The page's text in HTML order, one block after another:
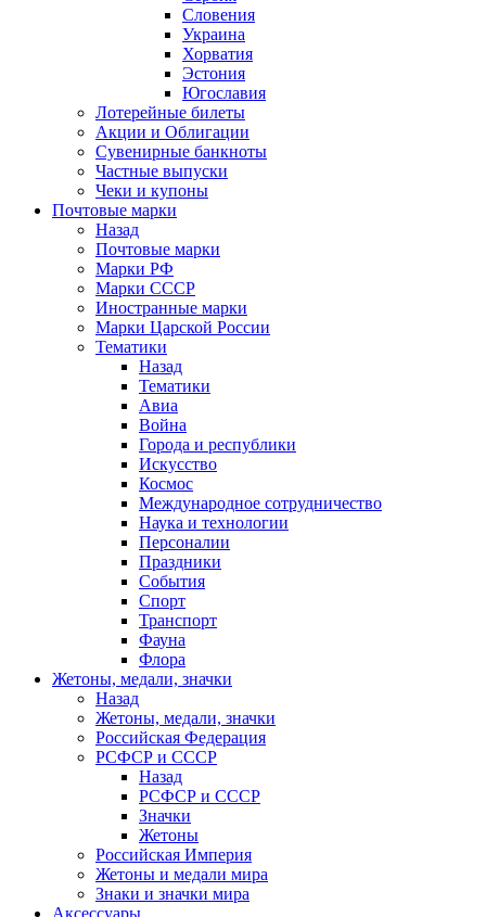
Словения
Украина
Хорватия
Эстония
Югославия
Лотерейные билеты
Акции и Облигации
Сувенирные банкноты
Частные выпуски
Чеки и купоны
Почтовые марки
Назад
Почтовые марки
Марки РФ
Марки СССР
Иностранные марки
Марки Царской России
Тематики
Назад
Тематики
Авиа
Война
Города и республики
Искусство
Космос
Международное сотрудничество
Наука и технологии
Персоналии
Праздники
События
Спорт
Транспорт
Фауна
Флора
Жетоны, медали, значки
Назад
Жетоны, медали, значки
Российская Федерация
РСФСР и СССР
Назад
РСФСР и СССР
Значки
Жетоны
Российская Империя
Жетоны и медали мира
Знаки и значки мира
Аксессуары